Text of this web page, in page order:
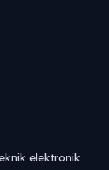
elektronik